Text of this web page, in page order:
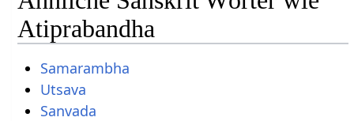
Atiprabandha
Samarambha
Utsava
Sanvada